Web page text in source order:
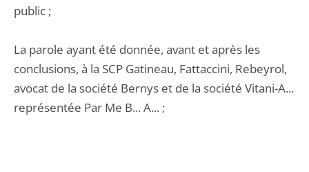
public ;
La parole ayant été donnée, avant et après les
conclusions, à la SCP Gatineau, Fattaccini, Rebeyrol,
avocat de la société Bernys et de la société Vitani-A...
représentée Par Me B... A... ;